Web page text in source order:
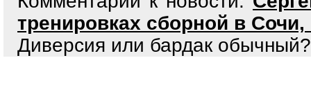
тренировках сборной в
Диверсия или бардак обычный?